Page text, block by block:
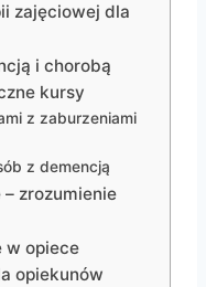
zajęciowej dla
i chorobą
kursy
z zaburzeniami
z demencją
zrozumienie
w opiece
opiekunów